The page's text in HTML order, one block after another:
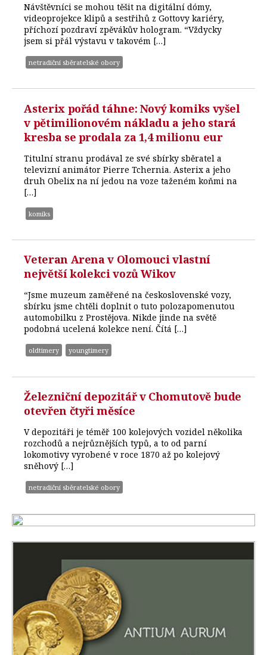
Návštěvníci se mohou těšit na digitální dómy,
videoprojekce klipů a sestřihů z Gottovy kariéry,
příchozí pozdraví zpěvákův hologram. “Vždycky
jsem si přál výstavu v takovém […]
netradiční sběratelské obory
Asterix pořád táhne: Nový komiks vyšel
v pětimilionovém nákladu a jeho stará
kresba se prodala za 1,4 milionu eur
Titulní stranu prodával ze své sbírky sběratel a
televizní animátor Pierre Tchernia. Asterix a jeho
druh Obelix na ní jedou na voze taženém koňmi na
[…]
komiks
Veteran Arena v Olomouci vlastní
největší kolekci vozů Wikov
“Jsme muzeum zaměřené na československé vozy,
sbírku jsme chtěli doplnit o tuto polozapomenutou
automobilku z Prostějova. Nikde jinde na světě
podobná ucelená kolekce není. Čítá […]
oldtimery youngtimery
Železniční depozitář v Chomutově bude
otevřen čtyři měsíce
V depozitáři je téměř 100 kolejových vozidel několika
rozchodů a nejrůznějších typů, a to od parní
lokomotivy vyrobené v roce 1870 až po kolejový
sněhový […]
netradiční sběratelské obory